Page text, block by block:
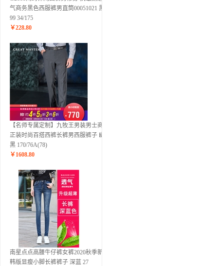
气商务黑色西服裤男直筒00051021 黑色
99 34/175
￥228.80
【名师专属定制】九牧王男装男士商务
正装时尚百搭西裤长裤男西服裤子 幽灵
黑 170/76A(78)
￥ 1608.80
南星点点高腰牛仔裤女裤2020秋季新款
韩版显瘦小脚长裤裤子 深蓝 27